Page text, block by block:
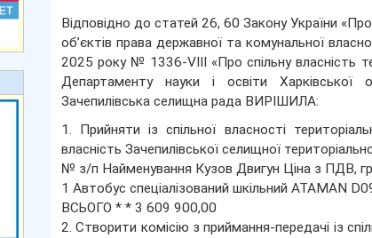
Відповідно до статей 26, 60 Закону України
об’єктів права державної та комунальної
2025 року № 1336-VIІІ «Про спільну власність
Департаменту науки і освіти Харківської
Зачепилівська селищна рада ВИРІШИЛА:
1. Прийняти із спільної власності
власність Зачепилівської селищної
№ з/п Найменування Кузов Двигун Ціна з ПДВ,
1 Автобус спеціалізований шкільний ATAMAN
ВСЬОГО * * 3 609 900,00
2. Створити комісію з приймання-передачі із